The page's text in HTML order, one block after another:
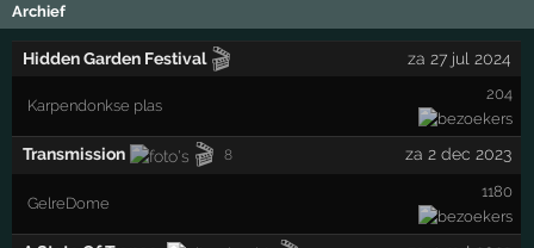
Archief
Hidden Garden Festival 🎬 za 27 jul 2024
Karpendonkse plas
204
Transmission 🎬 8 za 2 dec 2023
GelreDome
1180